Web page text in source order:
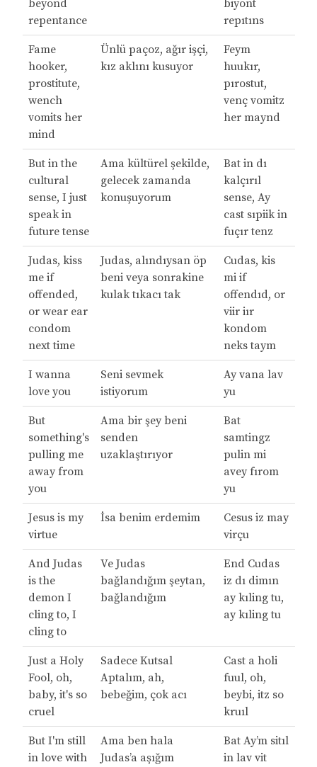
beyond
repentance
biyont
repıtıns
Fame
hooker,
prostitute,
wench
vomits her
mind
Ünlü paçoz, ağır işçi,
kız aklını kusuyor
Feym
huukır,
pırostut,
venç vomitz
her maynd
But in the
cultural
sense, I just
speak in
future tense
Ama kültürel şekilde,
gelecek zamanda
konuşuyorum
Bat in dı
kalçırıl
sense, Ay
cast sıpiik in
fuçır tenz
Judas, kiss
me if
offended,
or wear ear
condom
next time
Judas, alındıysan öp
beni veya sonrakine
kulak tıkacı tak
Cudas, kis
mi if
offendıd, or
viir iır
kondom
neks taym
I wanna
love you
Seni sevmek
istiyorum
Ay vana lav
yu
But
something's
pulling me
away from
you
Ama bir şey beni
senden
uzaklaştırıyor
Bat
samtingz
pulin mi
avey fırom
yu
Jesus is my
virtue
İsa benim erdemim
Cesus iz may
virçu
And Judas
is the
demon I
cling to, I
cling to
Ve Judas
bağlandığım şeytan,
bağlandığım
End Cudas
iz dı dimın
ay kıling tu,
ay kıling tu
Just a Holy
Fool, oh,
baby, it's so
cruel
Sadece Kutsal
Aptalım, ah,
bebeğim, çok acı
Cast a holi
fuul, oh,
beybi, itz so
kruıl
But I'm still
in love with
Ama ben hala
Judas’a aşığım
Bat Ay’m sitıl
in lav vit